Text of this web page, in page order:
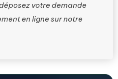
votre demande
en ligne sur notre